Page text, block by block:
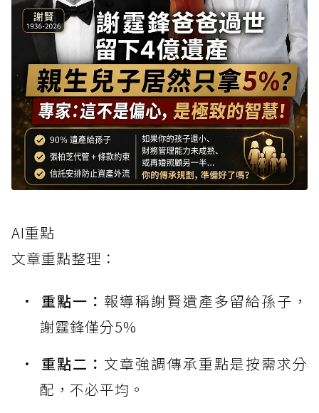
AI重點
文章重點整理：
重點一： 報導稱謝賢遺產多留給孫子，
謝霆鋒僅分5%
重點二： 文章強調傳承重點是按需求分
配，不必平均。